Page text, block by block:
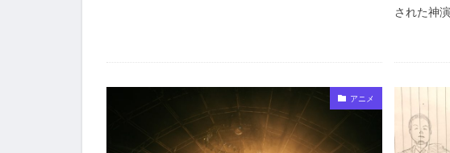
された神
アニメ